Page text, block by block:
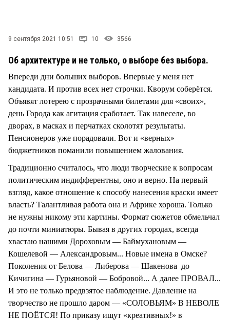
СТИЛЬ ЖИЗНИ
9 сентября 2021 10:51 10 3566
Об архитектуре и не только, о выборе без выбора.
Впереди дни больших выборов. Впервые у меня нет
кандидата. И против всех нет строчки. Кворум соберётся.
Объявят лотерею с прозрачными билетами для «своих»,
день Города как агитация сработает. Так навеселе, во
дворах, в масках и перчатках сколотят результаты.
Пенсионеров уже порадовали. Вот и «верных»
бюджетников поманили повышением жалования.
Традиционно считалось, что люди творческие к вопросам
политическим индифферентны, оно и верно. На первый
взгляд, какое отношение к способу нанесения краски имеет
власть? Талантливая работа она и Африке хороша. Только
не нужны никому эти картины. Формат сюжетов обмельчал
до почти миниатюры. Бывая в других городах, всегда
хвастаю нашими Дороховым — Баймухановым —
Кошелевой — Александровым... Новые имена в Омске?
Поколения от Белова — Либерова — Шакенова до
Кичигина — Гурьяновой — Бобровой... А далее ПРОВАЛ...
И это не только предвзятое наблюдение. Давление на
творчество не прошло даром — «СОЛОВЬЯМ» В НЕВОЛЕ
НЕ ПОЁТСЯ! По приказу ищут «креативных!» в